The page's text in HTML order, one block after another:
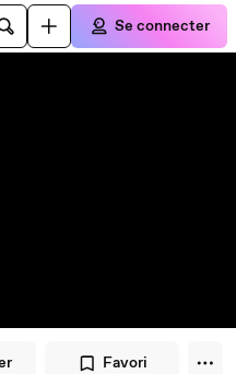
Se connecter
Favori